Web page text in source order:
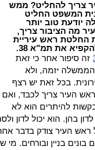
צריך להחליט? ממש
המשפט החליט
יודעת טוב יותר
מה הציבור צריך,
החלטת ראש עיריית
את תמ"א 38.
זה סיפור אחר כי זאת
יזמה, ולא
בכל זאת יש רצף
העיר צריך לכבד, ואם
בקשות להיתרים הוא לא
לדון בהן. הוא יכול
העיר צודק בדבר
בניין ובורחים. מי